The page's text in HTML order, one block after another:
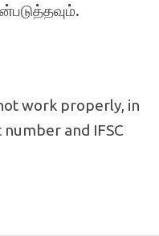
work properly, in
and IFSC